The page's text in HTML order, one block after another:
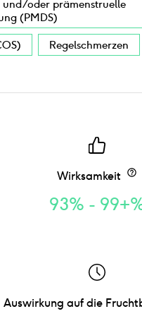
und/oder prämenstruelle
(PMDS)
Regelschmerzen
Wirksamkeit
93% -
Auswirkung auf die